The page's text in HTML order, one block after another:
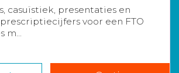
casuïstiek, presentaties en
voor een FTO